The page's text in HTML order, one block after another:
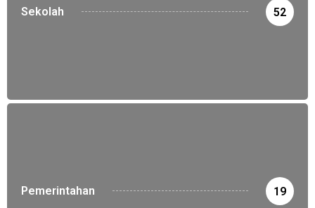
Sekolah 52
Pemerintahan 19